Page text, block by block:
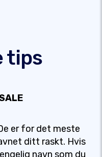
tips
er for det meste
ditt raskt. Hvis
navn som du